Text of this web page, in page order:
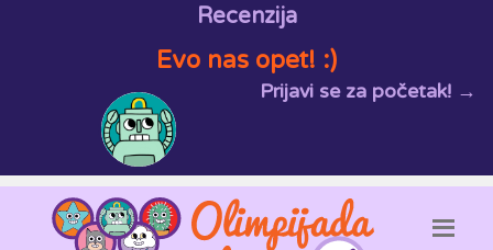
Recenzija
Evo nas opet! :)
Prijavi se za početak! →